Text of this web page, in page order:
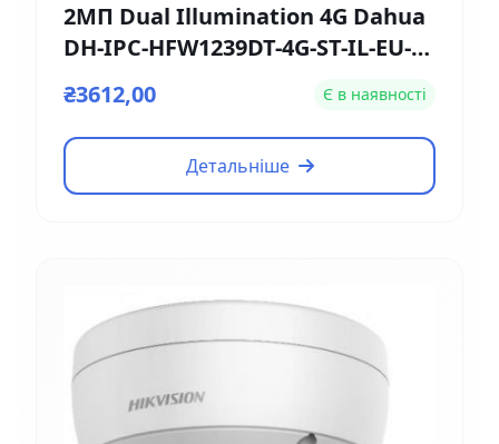
2МП Dual Illumination 4G Dahua
DH-IPC-HFW1239DT-4G-ST-IL-EU-B
₴3612,00 Є в наявності
Детальніше